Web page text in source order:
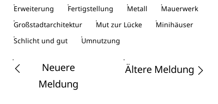
Erweiterung
Fertigstellung Metall
Mauerwerk
Großstadtarchitektur
Mut zur Lücke
Minihäuser
Schlicht und gut
Umnutzung
Neuere
Meldung
Ältere Meldung